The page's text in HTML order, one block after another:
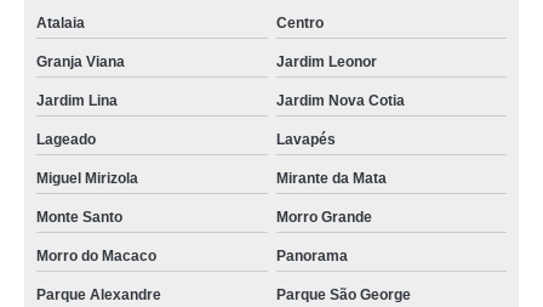
Atalaia Centro
Granja Viana Jardim Leonor
Jardim Lina Jardim Nova Cotia
Lageado Lavapés
Miguel Mirizola Mirante da Mata
Monte Santo Morro Grande
Morro do Macaco Panorama
Parque Alexandre Parque São George